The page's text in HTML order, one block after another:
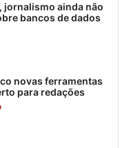
jornalismo ainda não
bancos de dados
novas ferramentas
para redações